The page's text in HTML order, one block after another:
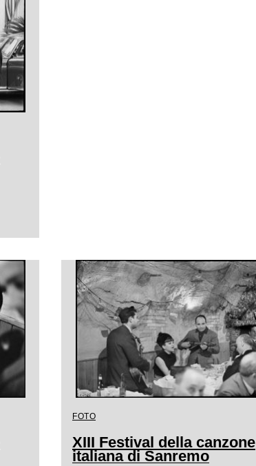
FOTO
XIII Festival della canzone
italiana di Sanremo